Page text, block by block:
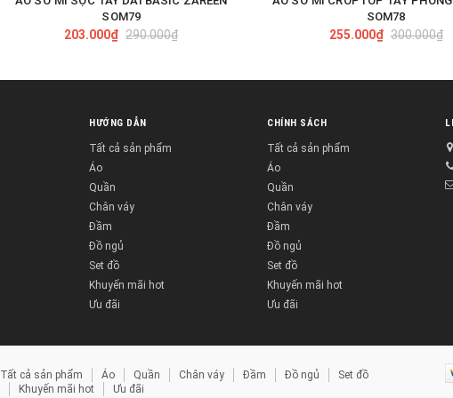
TÙY CHỌN
SOM79
203.000₫ 290.000₫
TÙY CHỌN
SOM78
255.000₫ 300.000₫
HƯỚNG DẪN
Tất cả sản phẩm
Áo
Quần
Chân váy
Đầm
Đồ ngủ
Set đồ
Khuyến mãi hot
Ưu đãi
CHÍNH SÁCH
Tất cả sản phẩm
Áo
Quần
Chân váy
Đầm
Đồ ngủ
Set đồ
Khuyến mãi hot
Ưu đãi
Tất cả sản phẩm Áo Quần Chân váy Đầm Đồ ngủ
Set đồ
Khuyến mãi hot
Ưu đãi